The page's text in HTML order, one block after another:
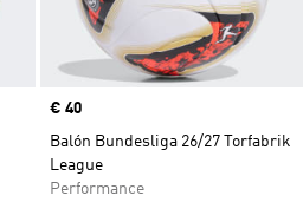
Precio
€ 40
Balón Bundesliga 26/27 Torfabrik
League
Performance